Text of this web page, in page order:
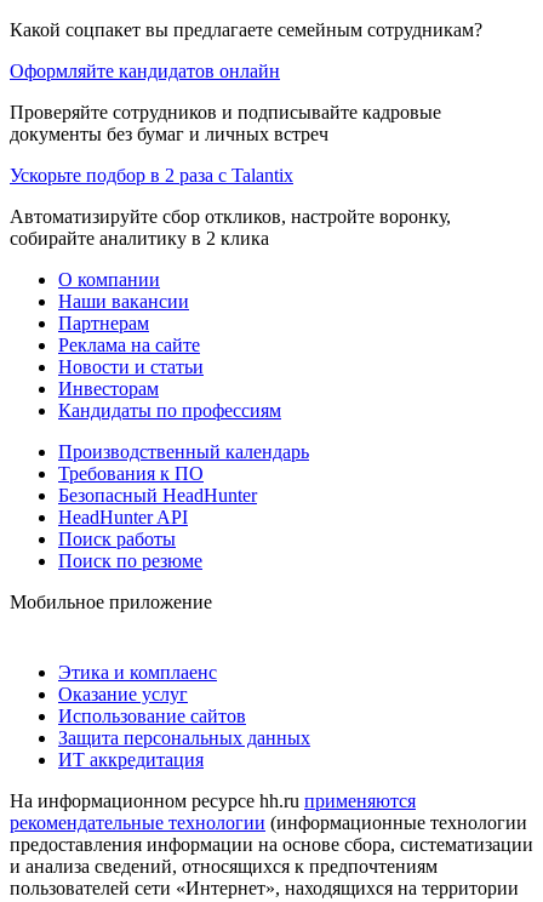
Какой соцпакет вы предлагаете семейным сотрудникам?
Оформляйте кандидатов онлайн
Проверяйте сотрудников и подписывайте кадровые
документы без бумаг и личных встреч
Ускорьте подбор в 2 раза с Talantix
Автоматизируйте сбор откликов, настройте воронку,
собирайте аналитику в 2 клика
О компании
Наши вакансии
Партнерам
Реклама на сайте
Новости и статьи
Инвесторам
Кандидаты по профессиям
Производственный календарь
Требования к ПО
Безопасный HeadHunter
HeadHunter API
Поиск работы
Поиск по резюме
Мобильное приложение
Этика и комплаенс
Оказание услуг
Использование сайтов
Защита персональных данных
ИТ аккредитация
На информационном ресурсе hh.ru применяются
рекомендательные технологии (информационные технологии
предоставления информации на основе сбора, систематизации
и анализа сведений, относящихся к предпочтениям
пользователей сети «Интернет», находящихся на территории